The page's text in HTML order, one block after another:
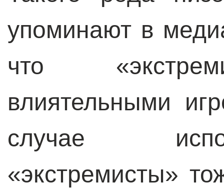
упоминают в
что
влиятельными
случае
«экстремисты»